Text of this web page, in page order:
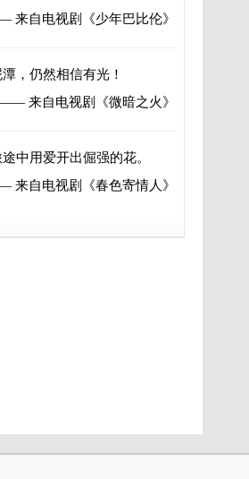
来自电视剧
《少年巴比伦》
，仍然相信有光！
来自电视剧
《微暗之火》
中用爱开出倔强的花。
来自电视剧
《春色寄情人》